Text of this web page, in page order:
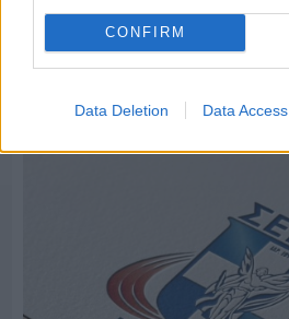
CONFIRM
Data Deletion Data Access
ομάδα του «Πολίτη»